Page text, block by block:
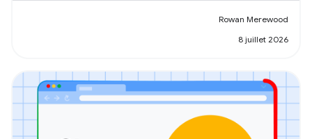
Rowan Merewood
8 juillet 2026